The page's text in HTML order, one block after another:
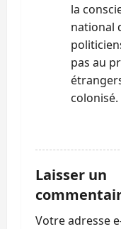
la
national
pas au
colonisé.
Laisser un
Votre adresse